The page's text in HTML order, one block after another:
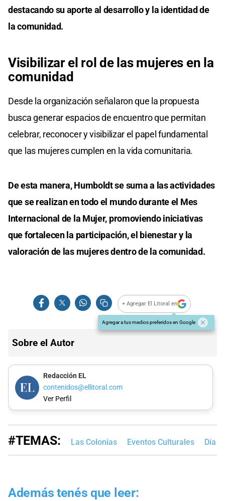
destacando su aporte al desarrollo y la identidad de
la comunidad.
Visibilizar el rol de las mujeres en la
comunidad
Desde la organización señalaron que la propuesta
busca generar espacios de encuentro que permitan
celebrar, reconocer y visibilizar el papel fundamental
que las mujeres cumplen en la vida comunitaria.
De esta manera, Humboldt se suma a las actividades
que se realizan en todo el mundo durante el Mes
Internacional de la Mujer, promoviendo iniciativas
que fortalecen la participación, el bienestar y la
valoración de las mujeres dentro de la comunidad.
+ Agregar El Litoral en
Agregar a tus medios preferidos en Google
Sobre el Autor
Redacción EL
contenidos@ellitoral.com
Ver Perfil
#TEMAS: Las Colonias Eventos Culturales Día
Además tenés que leer: